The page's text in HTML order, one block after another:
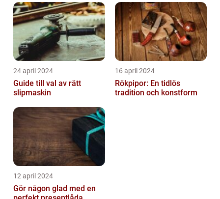
24 april 2024
Guide till val av rätt
slipmaskin
16 april 2024
Rökpipor: En tidlös
tradition och konstform
12 april 2024
Gör någon glad med en